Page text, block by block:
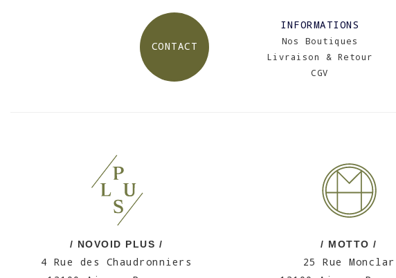
CONTACT
INFORMATIONS
Nos Boutiques
Livraison & Retour
CGV
/ NOVOID PLUS /
4 Rue des Chaudronniers
/ MOTTO /
25 Rue Monclar